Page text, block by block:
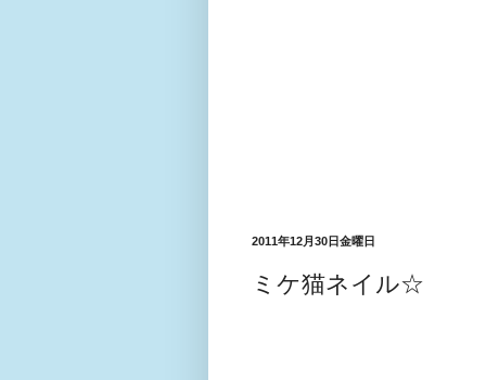
2011年12月30日金曜日
ミケ猫ネイル☆